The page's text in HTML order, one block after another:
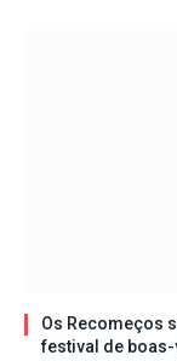
Os Recomeços
festival de